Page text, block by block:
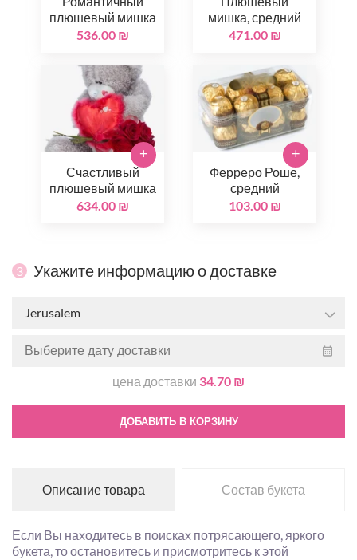
плюшевый мишка
536.00 ₪
мишка, средний
471.00 ₪
Счастливый
плюшевый мишка
634.00 ₪
+
Ферреро Роше,
средний
103.00 ₪
+
3 Укажите информацию о доставке
Jerusalem
цена доставки 34.70 ₪
ДОБАВИТЬ В КОРЗИНУ
Описание товара Состав букета
Если Вы находитесь в поисках потрясающего, яркого
букета, то остановитесь и присмотритесь к этой